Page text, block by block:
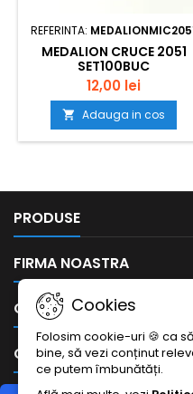
REFERINTA:
MEDALION CRUCE 2051
SET100BUC
12,00 lei
 Adauga in cos
PRODUSE
FIRMA NOASTRA
CONTUL
CONTACTEAZA-NE
Cookies
Folosim cookie-uri 🍪 ca
bine, să vezi conținut
ce putem îmbunătăți.